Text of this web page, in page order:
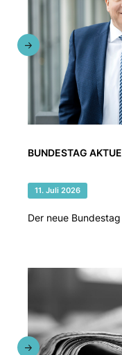
BUNDESTAG
11. Juli 2026
Der neue